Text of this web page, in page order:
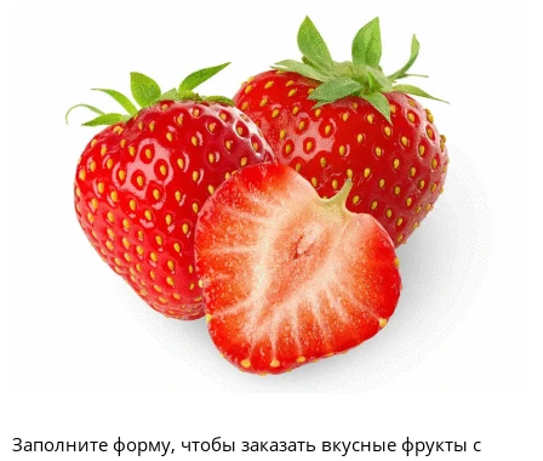
Заполните форму, чтобы заказать вкусные фрукты с